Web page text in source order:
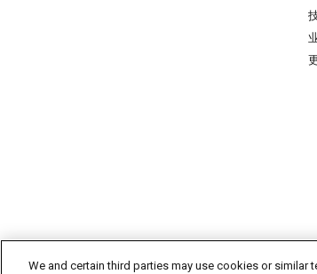
We and certain third parties may use cookies or